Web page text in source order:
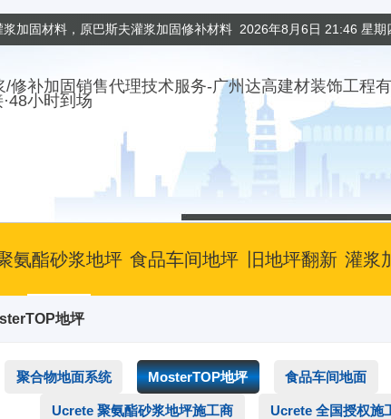
加固材料，原巴斯夫灌浆加固修补材料 2026年8月6日 21:46 星期
小时到场
氨酯砂浆地坪 食品车间地坪 旧地坪翻新 灌浆
地坪
聚合物地面系统 MosterTOP地坪 食品车间地面
Ucrete 聚氨酯砂浆地坪施工商 Ucrete 全国授权施